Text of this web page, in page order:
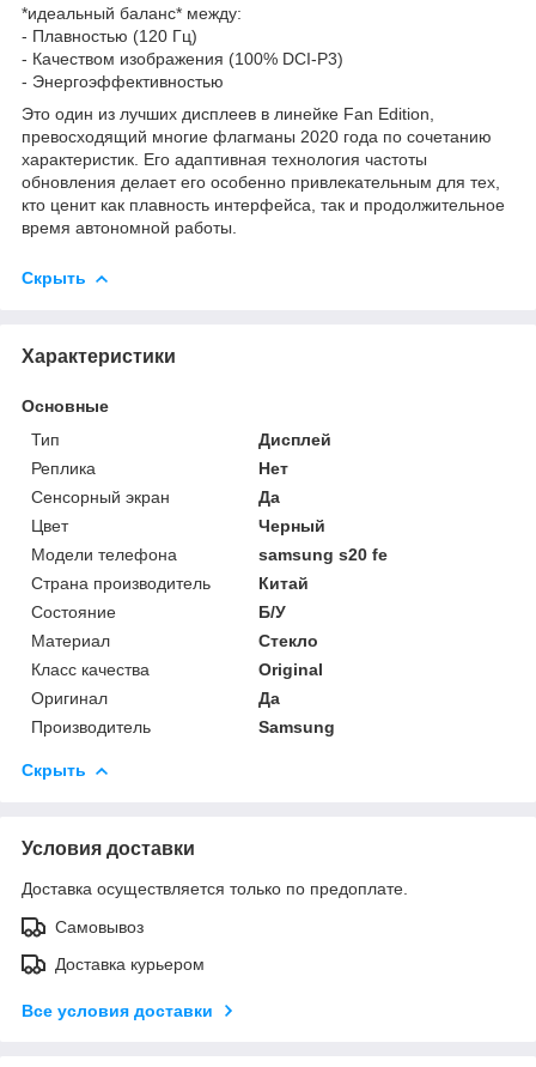
*идеальный баланс* между:
- Плавностью (120 Гц)
- Качеством изображения (100% DCI-P3)
- Энергоэффективностью
Это один из лучших дисплеев в линейке Fan Edition,
превосходящий многие флагманы 2020 года по сочетанию
характеристик. Его адаптивная технология частоты
обновления делает его особенно привлекательным для тех,
кто ценит как плавность интерфейса, так и продолжительное
время автономной работы.
Скрыть
Характеристики
Основные
Тип
Дисплей
Реплика
Нет
Сенсорный экран
Да
Цвет
Черный
Модели телефона
samsung s20 fe
Страна производитель
Китай
Состояние
Б/У
Материал
Стекло
Класс качества
Original
Оригинал
Да
Производитель
Samsung
Скрыть
Условия доставки
Доставка осуществляется только по предоплате.
Самовывоз
Доставка курьером
Все условия доставки